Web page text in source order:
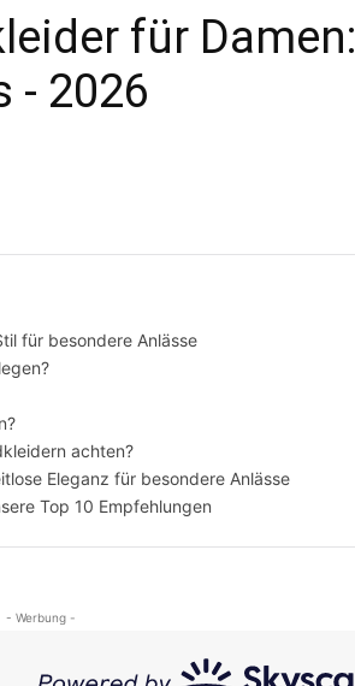
für Damen:
- 2026
für besondere Anlässe
achten?
Eleganz für besondere Anlässe
Top 10 Empfehlungen
- Werbung -